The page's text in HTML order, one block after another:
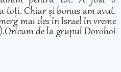
toți. Chiar și bonus am avut.
mai des în Israel în vreme
de la grupul Dorohoi